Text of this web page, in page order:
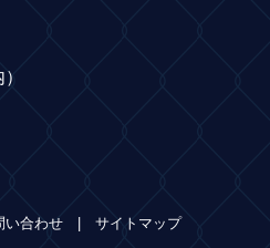
い合わせ サイトマップ